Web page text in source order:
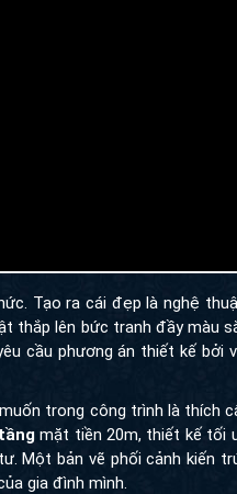
Tạo ra cái đẹp là nghệ
thắp lên bức tranh đầy màu
cầu phương án thiết kế bởi
trong công trình là thích
mặt tiền 20m, thiết kế tối
Một bản vẽ phối cảnh kiến
gia đình mình.